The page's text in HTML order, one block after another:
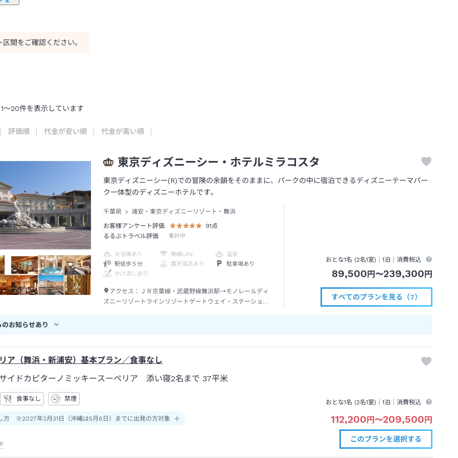
間をご確認ください。
1～20件を表示しています
評価順 代金が安い順 代金が高い順
東京ディズニーシー・ホテルミラコスタ
東京ディズニーシー(R)での冒険の余韻をそのままに、パークの中に宿泊できるディズニーテーマパー
ク一体型のディズニーホテルです。
千葉県
浦安・東京ディズニーリゾート・舞浜
お客様アンケート評価
91点
るるぶトラベル評価
集計中
大浴場あり 無線LAN
温泉
駅徒歩５分
露天風呂あり
駐車場あり
かけ流しあり
アクセス： ＪＲ京葉線・武蔵野線舞浜駅→モノレールディ
ズニーリゾートラインリゾートゲートウェイ・ステーション
おとな1名 (2名1室)｜1泊 ｜消費税込
89,500円〜239,300円
すべてのプランを見る（7）
お知らせあり
ア（舞浜・新浦安）基本プラン／食事なし
イドカピターノミッキースーペリア 添い寝2名まで 37平米
食事なし 禁煙
方 ※2027年3月31日（沖縄は5月6日）までに出発の方対象
おとな1名 (2名1室)｜1泊 ｜消費税込
112,200円〜209,500円
このプランを選択する